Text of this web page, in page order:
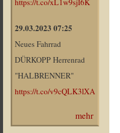
https://t.co/xL1w9sjI6K
29.03.2023 07:25
Neues Fahrrad
DÜRKOPP Herrenrad
"HALBRENNER"
https://t.co/v9cQLK3lXA
mehr